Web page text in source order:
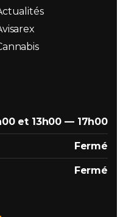
et 13h00 — 17h00
Fermé
Fermé